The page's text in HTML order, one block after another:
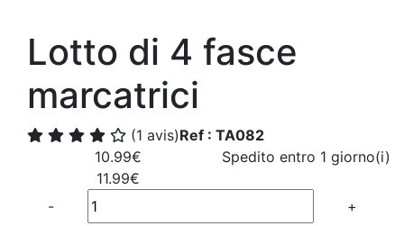
Lotto di 4 fasce
marcatrici
(1 avis)Ref : TA082
10.99€
11.99€
Spedito entro 1 giorno(i)
Quantité
-
+